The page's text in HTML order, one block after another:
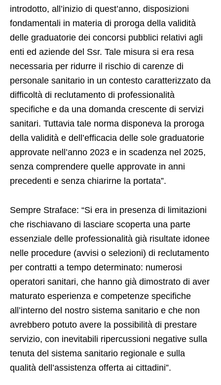
introdotto, all’inizio di quest’anno, disposizioni
fondamentali in materia di proroga della validità
delle graduatorie dei concorsi pubblici relativi agli
enti ed aziende del Ssr. Tale misura si era resa
necessaria per ridurre il rischio di carenze di
personale sanitario in un contesto caratterizzato da
difficoltà di reclutamento di professionalità
specifiche e da una domanda crescente di servizi
sanitari. Tuttavia tale norma disponeva la proroga
della validità e dell’efficacia delle sole graduatorie
approvate nell’anno 2023 e in scadenza nel 2025,
senza comprendere quelle approvate in anni
precedenti e senza chiarirne la portata”.
Sempre Straface: “Si era in presenza di limitazioni
che rischiavano di lasciare scoperta una parte
essenziale delle professionalità già risultate idonee
nelle procedure (avvisi o selezioni) di reclutamento
per contratti a tempo determinato: numerosi
operatori sanitari, che hanno già dimostrato di aver
maturato esperienza e competenze specifiche
all’interno del nostro sistema sanitario e che non
avrebbero potuto avere la possibilità di prestare
servizio, con inevitabili ripercussioni negative sulla
tenuta del sistema sanitario regionale e sulla
qualità dell’assistenza offerta ai cittadini”.